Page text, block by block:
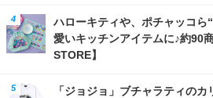
ハローキティや、ポチャッコら
愛いキッチンアイテムに♪約90
STORE】
「ジョジョ」ブチャラティの